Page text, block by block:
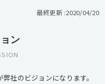
最終更新 :2020/04/20
ン
社のビジョンになります。